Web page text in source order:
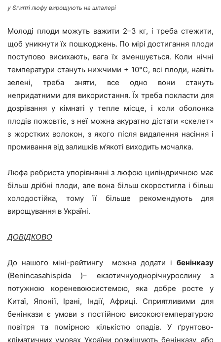
у Єгипті люфу вирощують на шпалері
Молоді плоди можуть важити 2–3 кг, і треба стежити,
щоб уникнути їх пошкоджень. По мірі достигання плоди
поступово висихають, вага їх зменшується. Коли нічні
температури стануть нижчими + 10°C, всі плоди, навіть
зелені, треба зняти, все одно вони стануть
непридатними для використання. Їх треба покласти для
дозрівання у кімнаті у тепле місце, і коли оболонка
плодів пожовтіє, з неї можна акуратно дістати «скелет»
з жорстких волокон, з якого після видалення насіння і
промивання від залишків м’якоті виходить мочалка.
Люфа ребриста упорівнянні з люфою циліндричною має
більш дрібні плоди, але вона більш скоростигла і більш
холодостійка, тому її більше рекомендують для
вирощування в Україні.
ДОВІДКОВО
До нашого міні-рейтингу можна додати і бенінказу
(Benincasahispida )– екзотичнуоднорічнурослину з
потужною кореневоюсистемою, яка добре росте у
Китаї, Японії, Ірані, Індії, Африці. Сприятливими для
бенінкази є умови з постійною високоютемпературою
повітря та помірною кількістю опадів. У ґрунтово-
кліматичних умовах України розміщують бенінказу, або